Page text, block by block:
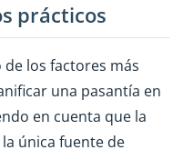
prácticos
los factores más
una pasantía en
en cuenta que la
única fuente de